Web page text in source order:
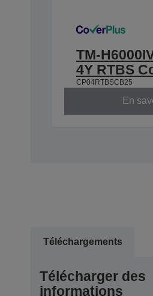
TM-
4Y RTBS
CP04RTBSCB25
En
Téléchargements
Télécharger des
informations